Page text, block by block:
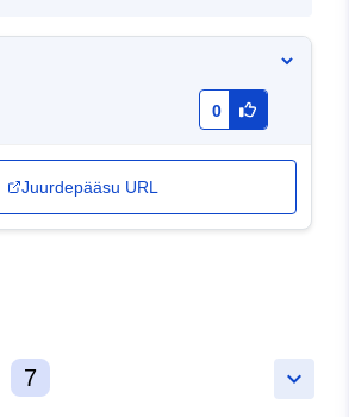
0
Juurdepääsu URL
keyboard_arrow_down
7